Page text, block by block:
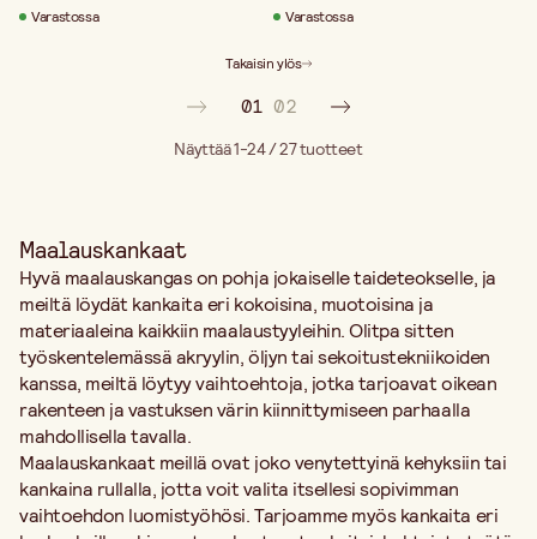
Varastossa Varastossa
Takaisin ylös
01 02
Näyttää 1-24 / 27tuotteet
Maalauskankaat
Hyvä maalauskangas on pohja jokaiselle taideteokselle, ja
meiltä löydät kankaita eri kokoisina, muotoisina ja
materiaaleina kaikkiin maalaustyyleihin. Olitpa sitten
työskentelemässä akryylin, öljyn tai sekoitustekniikoiden
kanssa, meiltä löytyy vaihtoehtoja, jotka tarjoavat oikean
rakenteen ja vastuksen värin kiinnittymiseen parhaalla
mahdollisella tavalla.
Maalauskankaat meillä ovat joko venytettyinä kehyksiin tai
kankaina rullalla, jotta voit valita itsellesi sopivimman
vaihtoehdon luomistyöhösi. Tarjoamme myös kankaita eri